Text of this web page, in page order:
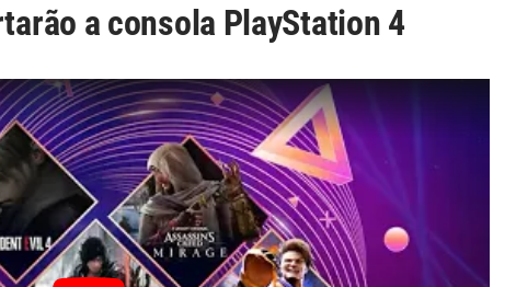
a consola PlayStation 4